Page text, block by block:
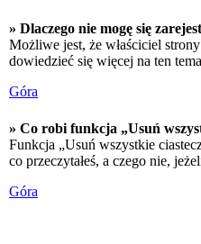
» Dlaczego nie mogę się
Możliwe jest, że właściciel
dowiedzieć się więcej na ten
Góra
» Co robi funkcja „Usuń
Funkcja „Usuń wszystkie
co przeczytałeś, a czego nie,
Góra